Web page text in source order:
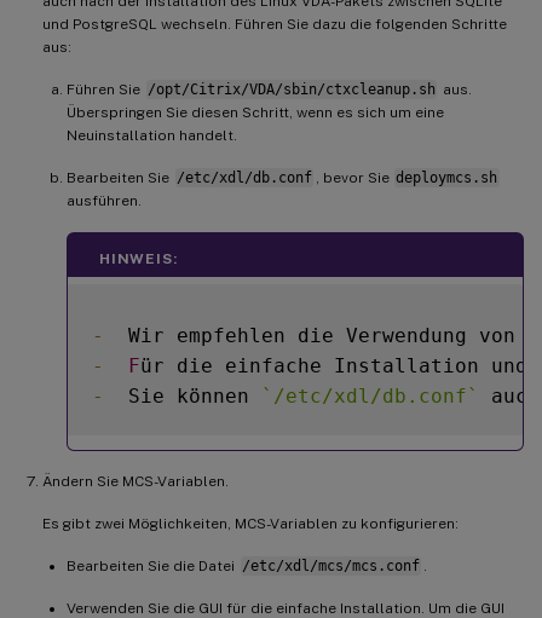
und PostgreSQL wechseln. Führen Sie dazu die folgenden Schritte
aus:
Führen Sie /opt/Citrix/VDA/sbin/ctxcleanup.sh aus.
Überspringen Sie diesen Schritt, wenn es sich um eine
Neuinstallation handelt.
Bearbeiten Sie /etc/xdl/db.conf , bevor Sie deploymcs.sh
ausführen.
HINWEIS:
-
Wir empfehlen die Verwendung von
-
Für die einfache Installation und
-
  Sie können
` /etc/xdl/db.conf`
Ändern Sie MCS-Variablen.
Es gibt zwei Möglichkeiten, MCS-Variablen zu konfigurieren:
Bearbeiten Sie die Datei /etc/xdl/mcs/mcs.conf
Verwenden Sie die GUI für die einfache Installation. Um die GUI